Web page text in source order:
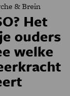
& Brein
Het
ouders
welke